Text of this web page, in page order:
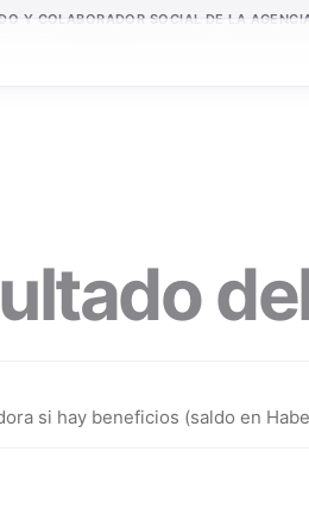
Y COLABORADOR SOCIAL DE LA
si hay beneficios (saldo en